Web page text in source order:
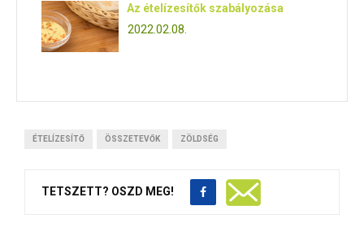
Az ételízesítők szabályozása
2022.02.08.
ÉTELÍZESÍTŐ ÖSSZETEVŐK ZÖLDSÉG
TETSZETT? OSZD MEG!